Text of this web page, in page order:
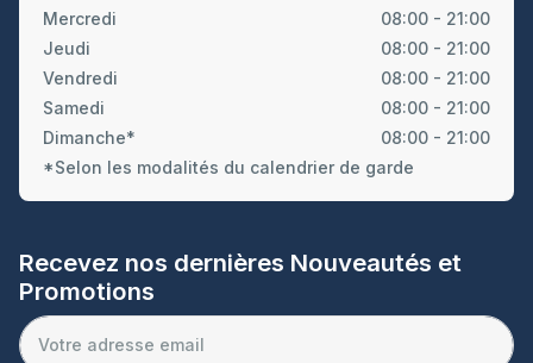
Mercredi
08:00 - 21:00
Jeudi
08:00 - 21:00
Vendredi
08:00 - 21:00
Samedi
08:00 - 21:00
Dimanche*
08:00 - 21:00
*Selon les modalités du calendrier de garde
Recevez nos dernières Nouveautés et
Promotions